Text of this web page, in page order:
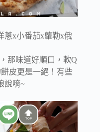
蔥x小番茄x蘿勒x俄
那味道好順口，軟Q
皮更是一絕！有些
說唷~
TOP